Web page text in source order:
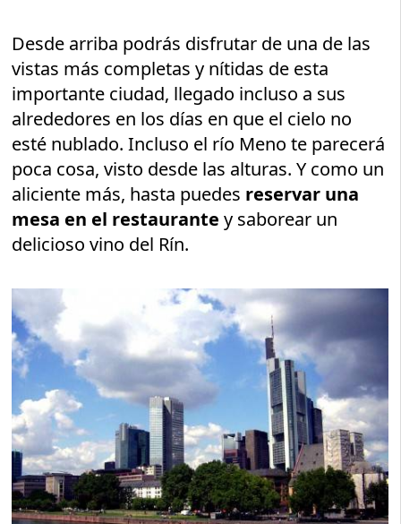
Desde arriba podrás disfrutar de una de las
vistas más completas y nítidas de esta
importante ciudad, llegado incluso a sus
alrededores en los días en que el cielo no
esté nublado. Incluso el río Meno te parecerá
poca cosa, visto desde las alturas. Y como un
aliciente más, hasta puedes reservar una
mesa en el restaurante y saborear un
delicioso vino del Rín.